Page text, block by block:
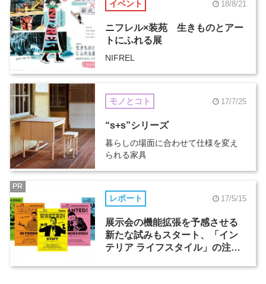
イベント 18/8/21
ニフレル×装苑 生きものとアー
トにふれる展
NIFREL
モノとコト 17/7/25
“s+s”シリーズ
暮らしの場面に合わせて仕様を変え
られる家具
レポート 17/5/15
展示会の機能拡張を予感させる
新たな試みもスタート、「イン
テリア ライフスタイル」の注目
PR